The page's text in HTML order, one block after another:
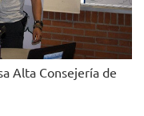
Alta Consejería de